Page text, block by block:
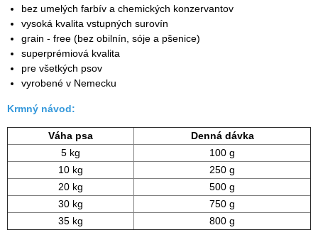
bez umelých farbív a chemických konzervantov
vysoká kvalita vstupných surovín
grain - free (bez obilnín, sóje a pšenice)
superprémiová kvalita
pre všetkých psov
vyrobené v Nemecku
Krmný návod:
Váha psa
Denná dávka
5 kg
100 g
10 kg
250 g
20 kg
500 g
30 kg
750 g
35 kg
800 g